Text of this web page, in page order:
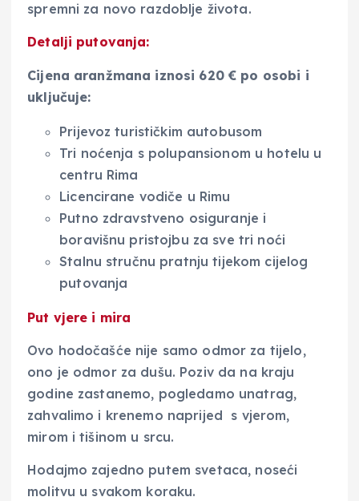
spremni za novo razdoblje života.
Detalji putovanja:
Cijena aranžmana iznosi 620 € po osobi i
uključuje:
Prijevoz turističkim autobusom
Tri noćenja s polupansionom u hotelu u
centru Rima
Licencirane vodiče u Rimu
Putno zdravstveno osiguranje i
boravišnu pristojbu za sve tri noći
Stalnu stručnu pratnju tijekom cijelog
putovanja
Put vjere i mira
Ovo hodočašće nije samo odmor za tijelo,
ono je odmor za dušu. Poziv da na kraju
godine zastanemo, pogledamo unatrag,
zahvalimo i krenemo naprijed s vjerom,
mirom i tišinom u srcu.
Hodajmo zajedno putem svetaca, noseći
molitvu u svakom koraku.